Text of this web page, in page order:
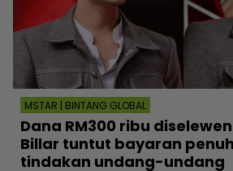
MSTAR | BINTANG GLOBAL
Dana RM300 ribu
Billar tuntut bayaran
tindakan undang-undang